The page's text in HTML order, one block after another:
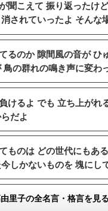
聞こえて 振り返ったけ
されていったよ そんな
るのか 隙間風の音が ひ
鳥の群れの鳴き声に変わ
けるよ でも 立ち上がれ
だよ
ものは どの世代にもあ
しかないものを 塊にし
里子の全名言・格言を見